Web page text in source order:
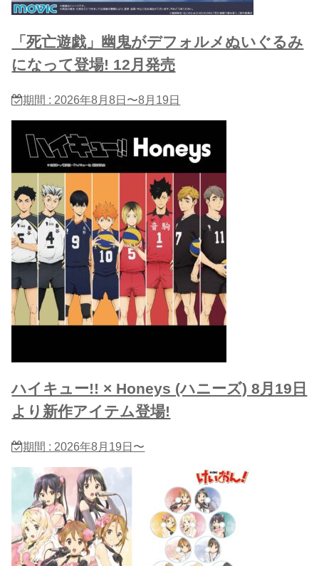
「死亡遊戯」幽鬼がデフォルメぬいぐるみ
になって登場! 12月発売
期間 : 2026年8月8日〜8月19日
ハイキュー!! × Honeys (ハニーズ) 8月19日
より新作アイテム登場!
期間 : 2026年8月19日〜